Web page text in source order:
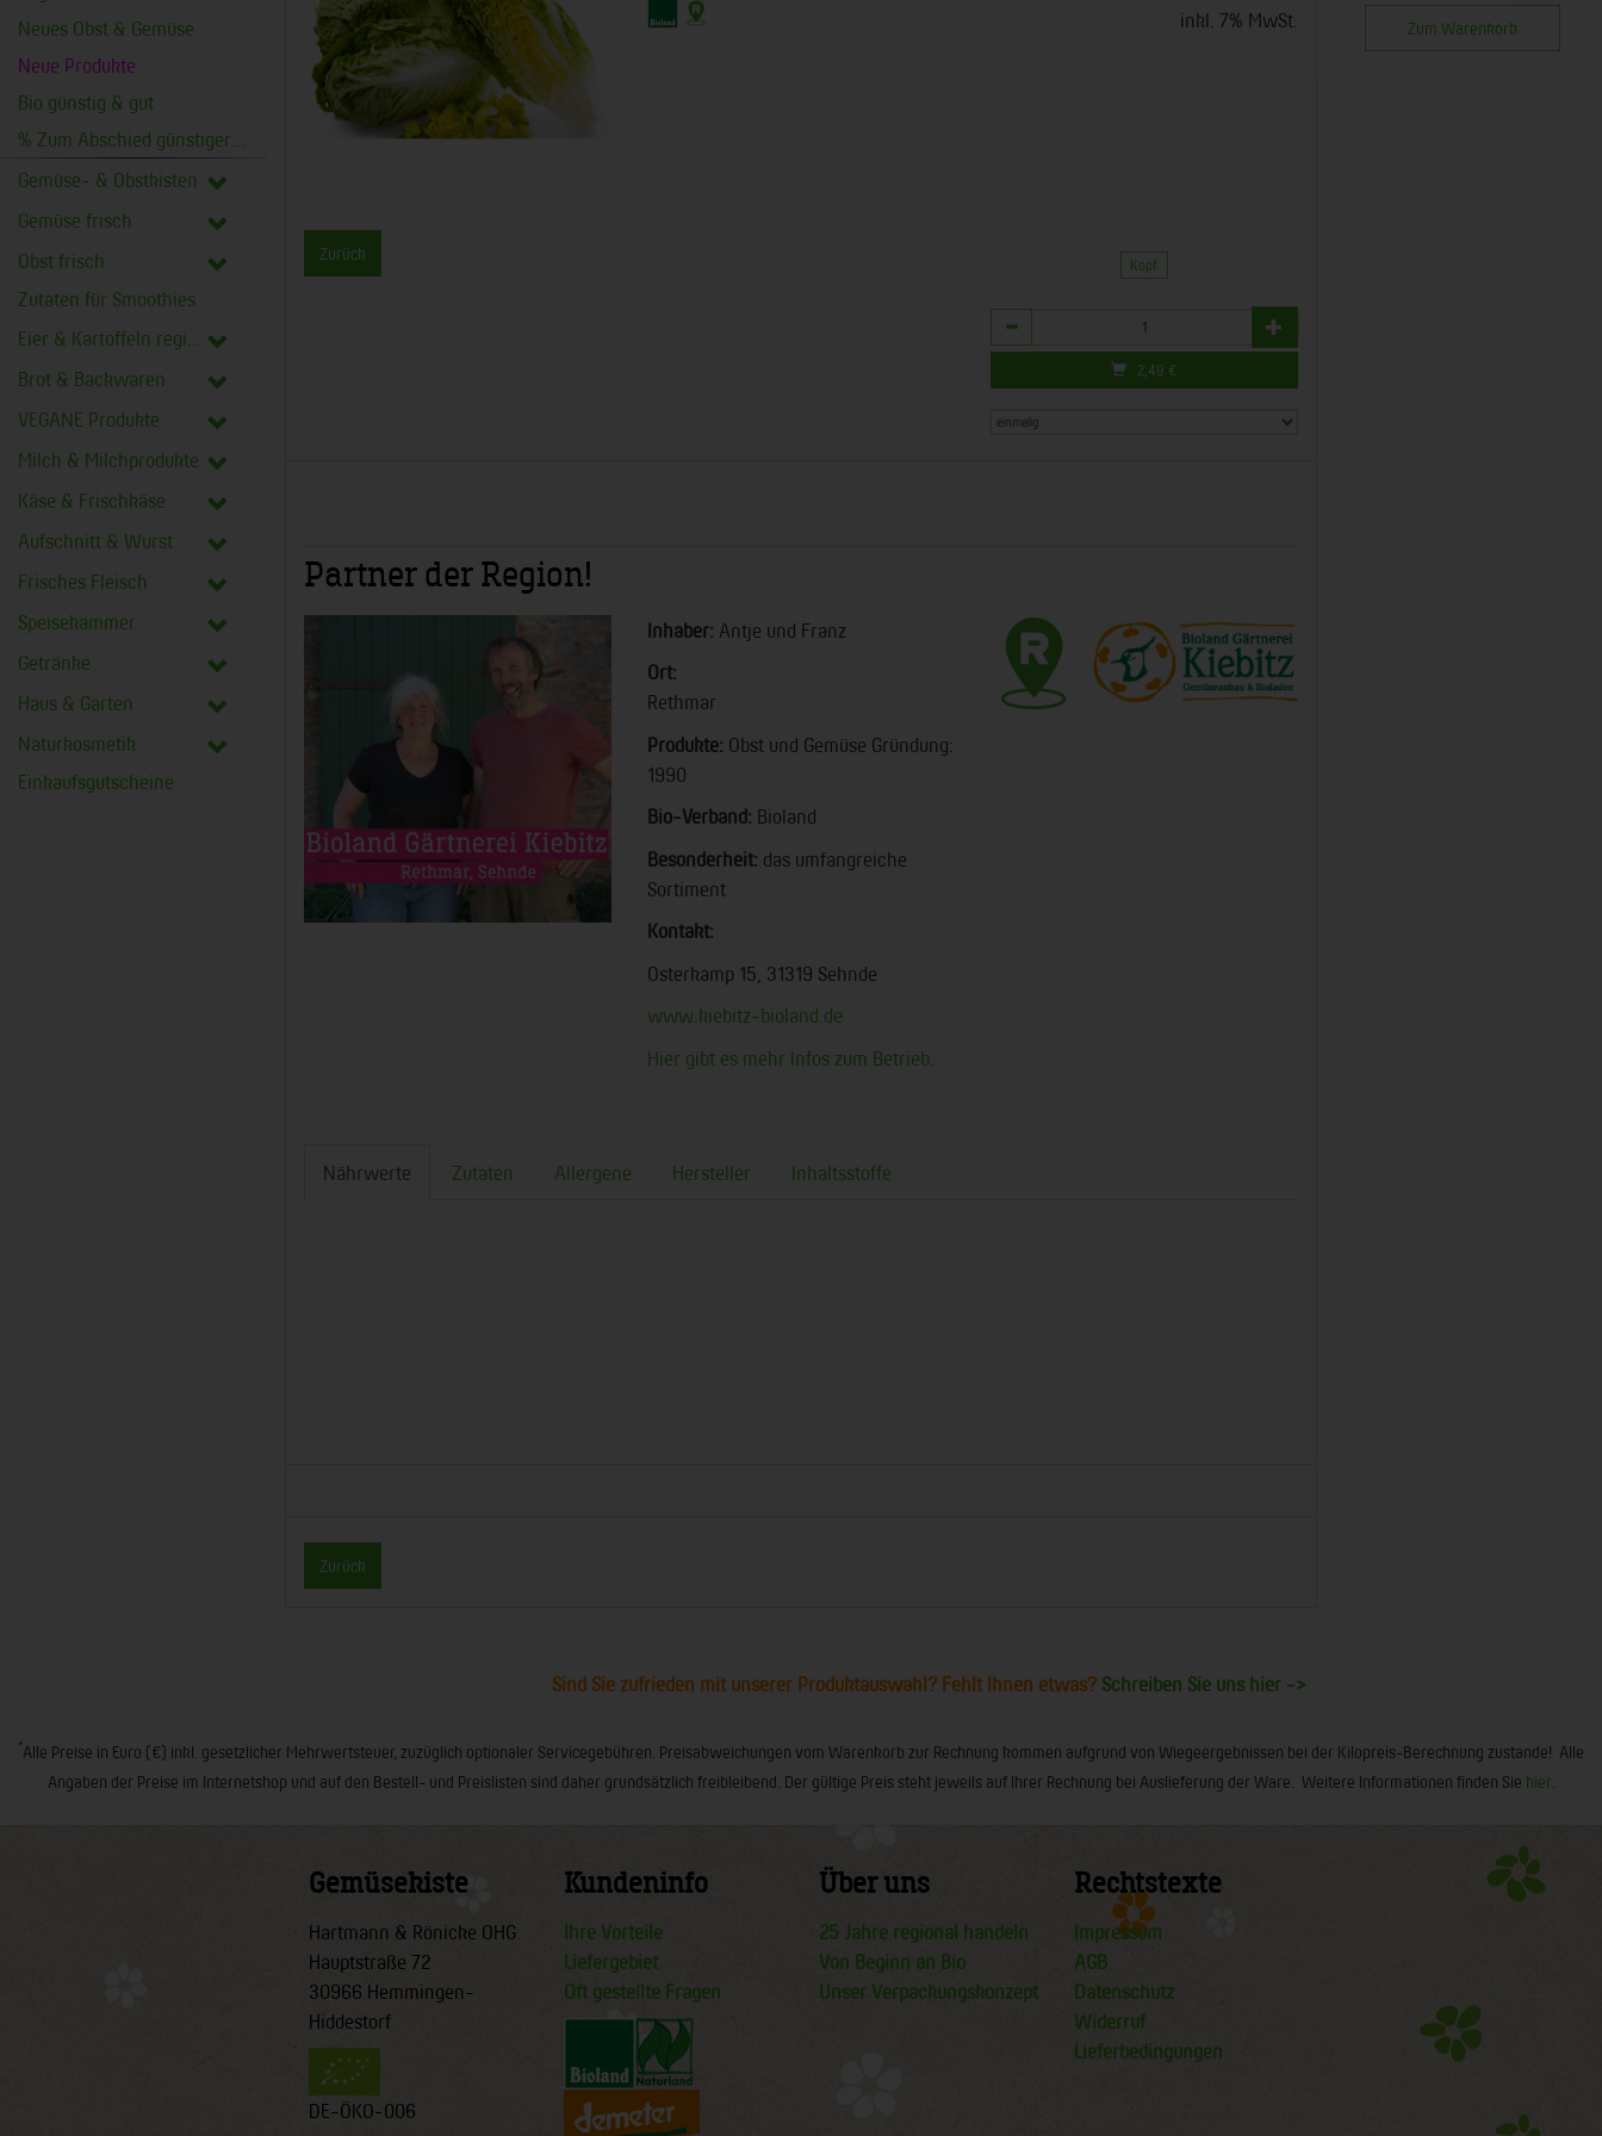
Neues Obst & Gemüse
Neue Produkte
Bio günstig & gut
Gemüse- & Obstkisten
Gemüse frisch
Obst frisch
Zutaten für Smoothies
Eier & Kartoffeln regional
Brot & Backwaren
VEGANE Produkte
Milch & Milchprodukte
Käse & Frischkäse
Aufschnitt & Wurst
Frisches Fleisch
Speisekammer
Getränke
Haus & Garten
Naturkosmetik
Einkaufsgutscheine
inkl. 7% MwSt.
Zurück
Kopf
Anzahl
2,49 €
Partner der Region!
Inhaber: Antje und Franz
Ort:
Rethmar
Produkte: Obst und Gemüse Gründung:
1990
Bio-Verband: Bioland
Besonderheit: das umfangreiche
Sortiment
Kontakt:
Osterkamp 15, 31319 Sehnde
www.kiebitz-bioland.de
Hier gibt es mehr Infos zum Betrieb.
Nährwerte Zutaten Allergene Hersteller Inhaltsstoffe
Zurück
Zum Warenkorb
Sind Sie zufrieden mit unserer Produktauswahl? Fehlt Ihnen etwas? Schreiben Sie uns hier ->
*Alle Preise in Euro (€) inkl. gesetzlicher Mehrwertsteuer, zuzüglich optionaler Servicegebühren. Preisabweichungen vom Warenkorb zur Rechnung kommen aufgrund von Wiegeergebnissen bei der Kilopreis-Berechnung zustande! Alle
Angaben der Preise im Internetshop und auf den Bestell- und Preislisten sind daher grundsätzlich freibleibend. Der gültige Preis steht jeweils auf Ihrer Rechnung bei Auslieferung der Ware. Weitere Informationen finden Sie hier
Gemüsekiste
Hartmann & Rönicke OHG
Hauptstraße 72
30966 Hemmingen-
Hiddestorf
DE-ÖKO-006
Kundeninfo
Ihre Vorteile
Liefergebiet
Oft gestellte Fragen
Über uns
25 Jahre regional handeln
Von Beginn an Bio
Unser Verpackungskonzept
Rechtstexte
Impressum
AGB
Datenschutz
Widerruf
Lieferbedingungen